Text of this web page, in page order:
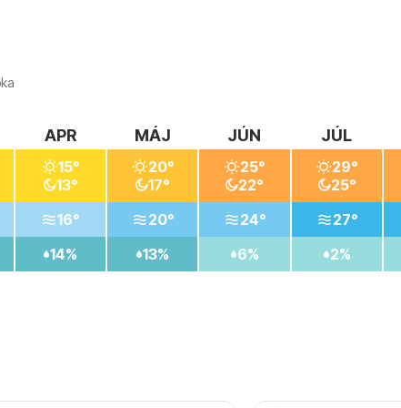
APR
15°
13°
16°
14%
MÁJ
20°
17°
20°
13%
JÚN
25°
22°
24°
6%
JÚL
29°
25°
27°
2%